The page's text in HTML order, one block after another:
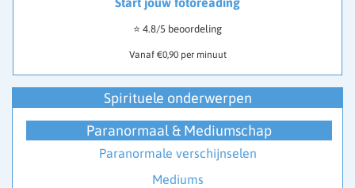
⭐ 4.8/5 beoordeling
Vanaf €0,90 per minuut
Spirituele onderwerpen
Paranormaal & Mediumschap
Paranormale verschijnselen
Mediums